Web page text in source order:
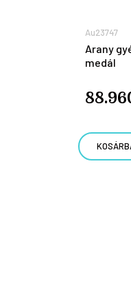
Au23747
Arany
medál